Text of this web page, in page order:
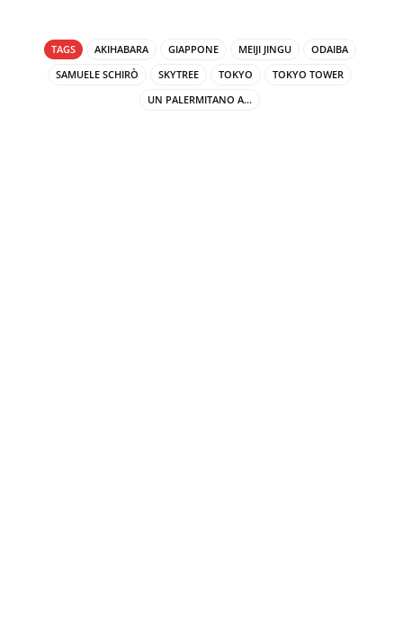
TAGS AKIHABARA GIAPPONE MEIJI JINGU
ODAIBA
SAMUELE SCHIRÒ
SKYTREE TOKYO
TOKYO TOWER
UN PALERMITANO A...